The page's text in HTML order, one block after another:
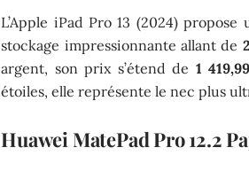
L’Apple iPad Pro 13 (2024) propose
stockage impressionnante allant de
argent, son prix s’étend de 1
étoiles, elle représente le nec plus
Huawei MatePad Pro 12.2